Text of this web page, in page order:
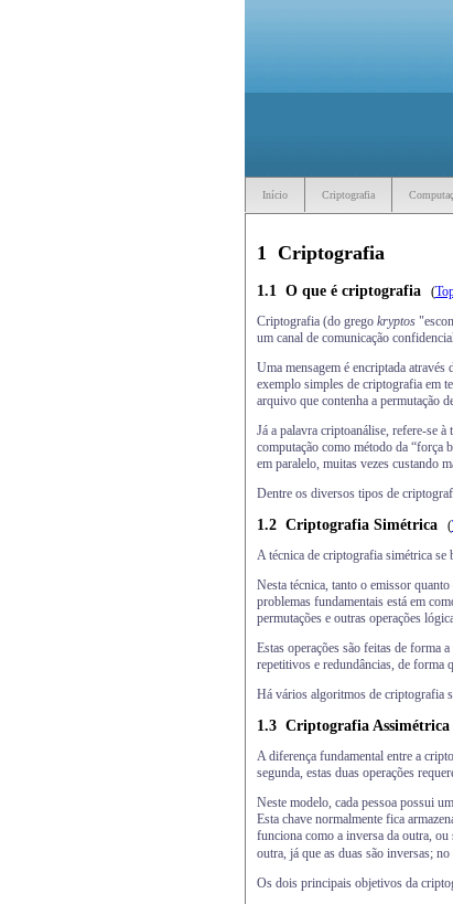
Início Criptografia
1 Criptografia
1.1 O que é criptografia(
Criptografia (do grego kryptos
um canal de comunicação
Uma mensagem é encriptada através
exemplo simples de criptografia em
arquivo que contenha a permutação
Já a palavra criptoanálise, refere-se
computação como método da “força
em paralelo, muitas vezes custando
Dentre os diversos tipos de
1.2Criptografia Simétrica(
A técnica de criptografia simétrica se
Nesta técnica, tanto o emissor
problemas fundamentais está em
permutações e outras operações
Estas operações são feitas de forma
repetitivos e redundâncias, de forma
Há vários algoritmos de criptografia
1.3Criptografia Assimétrica
A diferença fundamental entre a
segunda, estas duas operações
Neste modelo, cada pessoa possui
Esta chave normalmente fica
funciona como a inversa da outra, ou
outra, já que as duas são inversas;
Os dois principais objetivos da